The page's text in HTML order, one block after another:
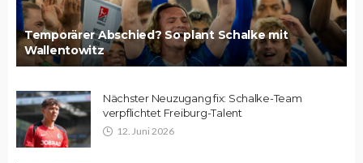
Temporärer Abschied? So plant Schalke mit
Wallentowitz
Nächster Neuzugang fix: Schalke-Team
verpflichtet Freiburg-Talent
12. Juni 2026